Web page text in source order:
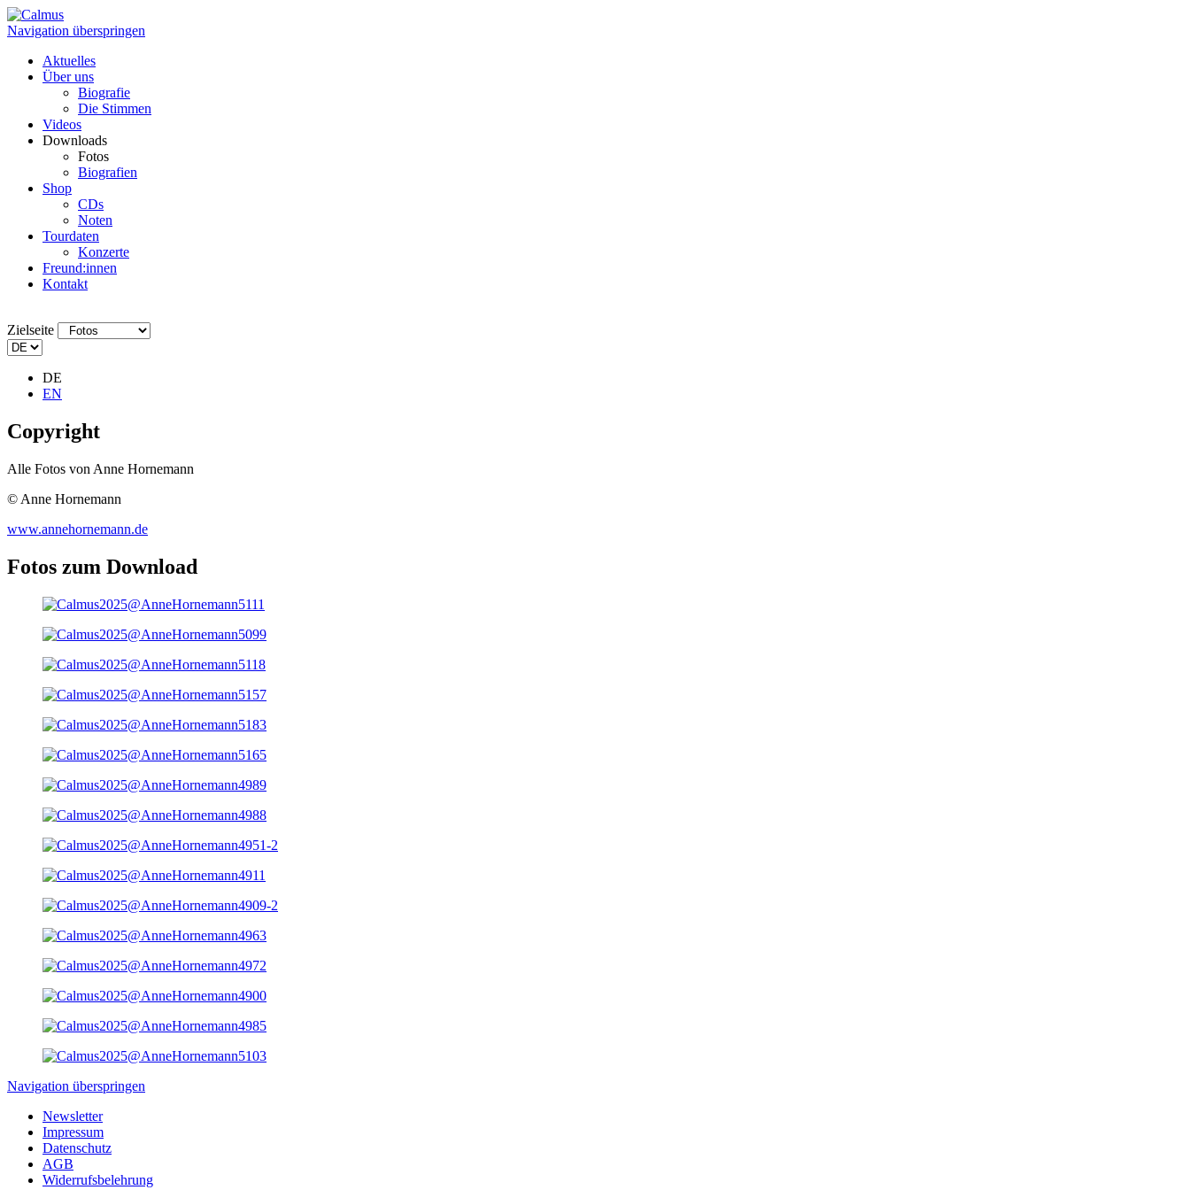
Navigation überspringen
Aktuelles
Über uns
Biografie
Die Stimmen
Videos
Downloads
Fotos
Biografien
Shop
CDs
Noten
Tourdaten
Konzerte
Freund:innen
Kontakt
Zielseite
DE
EN
Copyright
Alle Fotos von Anne Hornemann
© Anne Hornemann
www.annehornemann.de
Fotos zum Download
Navigation überspringen
Newsletter
Impressum
Datenschutz
AGB
Widerrufsbelehrung